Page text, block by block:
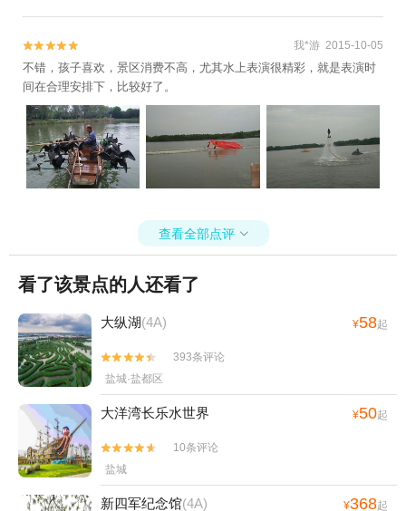

 我*游 2015-10-05
不错，孩子喜欢，景区消费不高，尤其水上表演很精彩，就是表演时
间在合理安排下，比较好了。
查看全部点评 
看了该景点的人还看了
大纵湖(4A) ¥58起


393条评论
盐城·盐都区
大洋湾长乐水世界 ¥50起


10条评论
盐城
新四军纪念馆(4A) ¥368起